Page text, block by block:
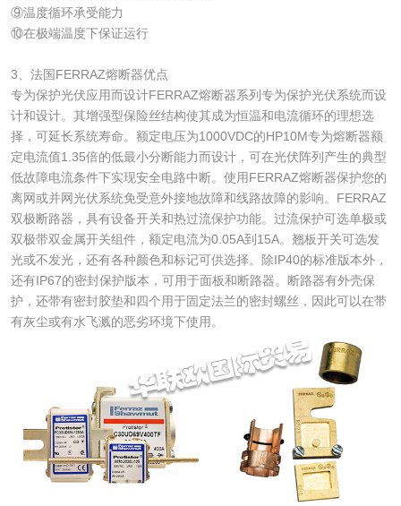
⑨温度循环承受能力
⑩在极端温度下保证运行
3、法国FERRAZ熔断器优点
专为保护光伏应用而设计FERRAZ熔断器系列专为保护光伏系统而设
计和设计。其增强型保险丝结构使其成为恒温和电流循环的理想选
择，可延长系统寿命。额定电压为1000VDC的HP10M专为熔断器额
定电流值1.35倍的低最小分断能力而设计，可在光伏阵列产生的典型
低故障电流条件下实现安全电路中断。使用FERRAZ熔断器保护您的
离网或并网光伏系统免受意外接地故障和线路故障的影响。FERRAZ
双极断路器，具有设备开关和热过流保护功能。过流保护可选单极或
双极带双金属开关组件，额定电流为0.05A到15A。翘板开关可选发
光或不发光，还有各种颜色和标记可供选择。除IP40的标准版本外，
还有IP67的密封保护版本，可用于面板和断路器。断路器有外壳保
护，还带有密封胶垫和四个用于固定法兰的密封螺丝，因此可以在带
有灰尘或有水飞溅的恶劣环境下使用。